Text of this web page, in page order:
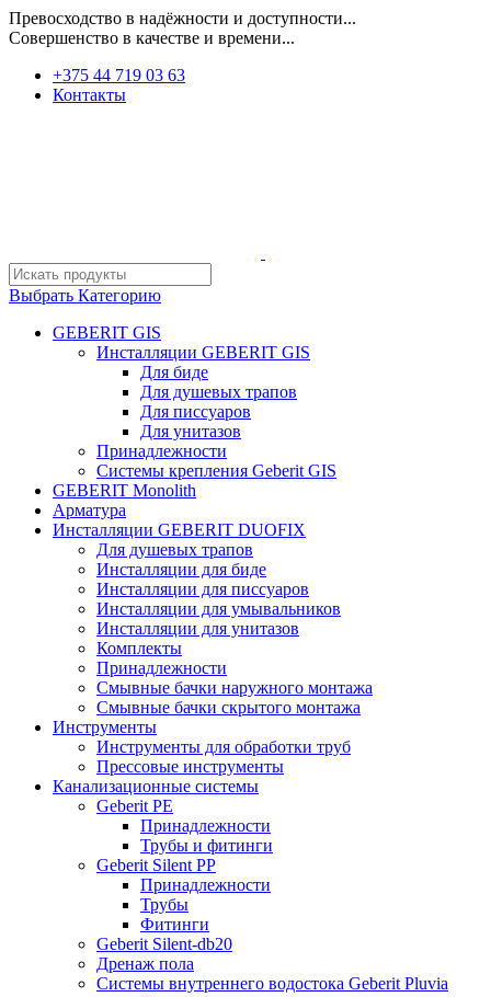
Превосходство в надёжности и доступности...
Совершенство в качестве и времени...
+375 44 719 03 63
Контакты
Выбрать Категорию
GEBERIT GIS
Инсталляции GEBERIT GIS
Для биде
Для душевых трапов
Для писсуаров
Для унитазов
Принадлежности
Системы крепления Geberit GIS
GEBERIT Monolith
Арматура
Инсталляции GEBERIT DUOFIX
Для душевых трапов
Инсталляции для биде
Инсталляции для писсуаров
Инсталляции для умывальников
Инсталляции для унитазов
Комплекты
Принадлежности
Смывные бачки наружного монтажа
Смывные бачки скрытого монтажа
Инструменты
Инструменты для обработки труб
Прессовые инструменты
Канализационные системы
Geberit PE
Принадлежности
Трубы и фитинги
Geberit Silent PP
Принадлежности
Трубы
Фитинги
Geberit Silent-db20
Дренаж пола
Системы внутреннего водостока Geberit Pluvia